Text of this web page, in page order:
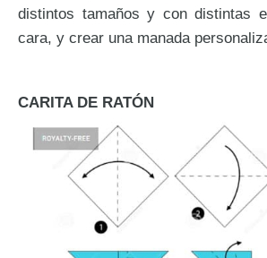
distintos tamaños y con distintas
cara, y crear una manada
CARITA DE RATÓN